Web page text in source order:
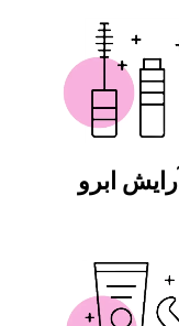
آرایش ابرو